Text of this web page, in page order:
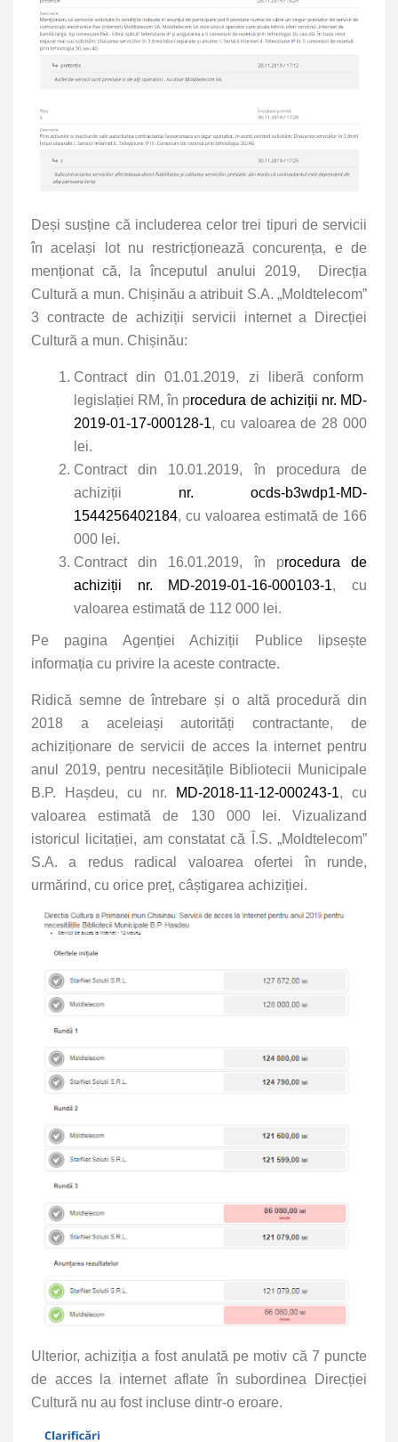
Deși susține că includerea celor trei tipuri de servicii
în același lot nu restricționează concurența, e de
menționat că, la începutul anului 2019, Direcția
Cultură a mun. Chișinău a atribuit S.A. „Moldtelecom”
3 contracte de achiziții servicii internet a Direcției
Cultură a mun. Chișinău:
Contract din 01.01.2019, zi liberă conform
legislației RM, în procedura de achiziții nr. MD-
2019-01-17-000128-1, cu valoarea de 28 000
lei.
Contract din 10.01.2019, în procedura de
achiziții nr. ocds-b3wdp1-MD-
1544256402184, cu valoarea estimată de 166
000 lei.
Contract din 16.01.2019, în procedura de
achiziții nr. MD-2019-01-16-000103-1, cu
valoarea estimată de 112 000 lei.
Pe pagina Agenției Achiziții Publice lipsește
informația cu privire la aceste contracte.
Ridică semne de întrebare și o altă procedură din
2018 a aceleiași autorități contractante, de
achiziționare de servicii de acces la internet pentru
anul 2019, pentru necesitățile Bibliotecii Municipale
B.P. Hașdeu, cu nr.
MD-2018-11-12-000243-1, cu
valoarea estimată de 130 000 lei. Vizualizand
istoricul licitației, am constatat că Î.S. „Moldtelecom”
S.A. a redus radical valoarea ofertei în runde,
urmărind, cu orice preț, câștigarea achiziției.
Ulterior, achiziția a fost anulată pe motiv că 7 puncte
de acces la internet aflate în subordinea Direcției
Cultură nu au fost incluse dintr-o eroare.